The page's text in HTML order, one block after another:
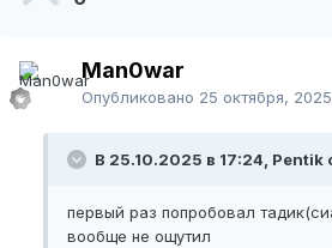
Man0war
Опубликовано 25 октября, 2025
В 25.10.2025 в 17:24, Pentik
первый раз попробовал
вообще не ощутил